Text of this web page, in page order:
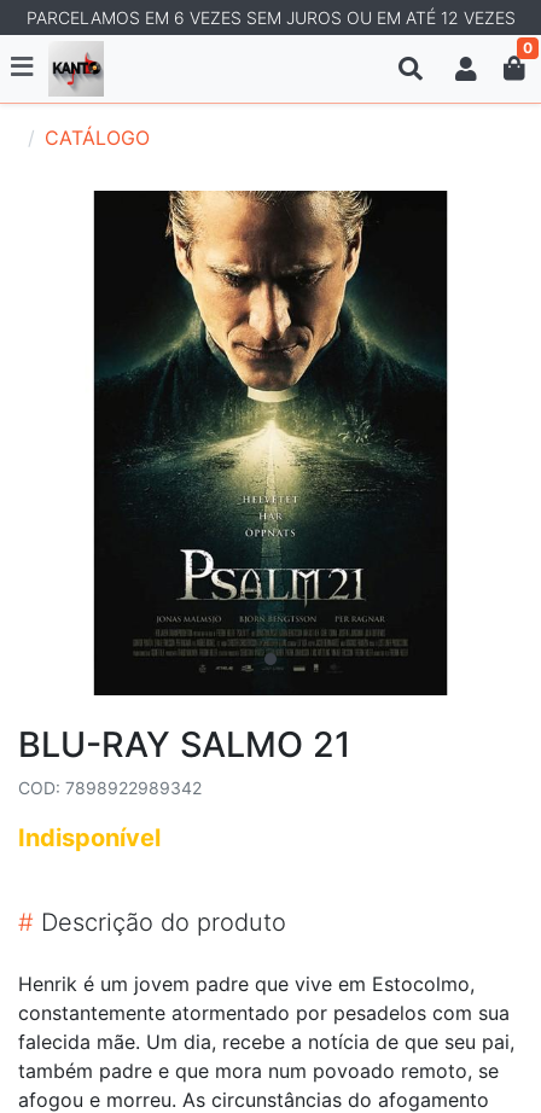
PARCELAMOS EM 6 VEZES SEM JUROS OU EM ATÉ 12 VEZES
0
CATÁLOGO
BLU-RAY SALMO 21
COD: 7898922989342
Indisponível
# Descrição do produto
Henrik é um jovem padre que vive em Estocolmo,
constantemente atormentado por pesadelos com sua
falecida mãe. Um dia, recebe a notícia de que seu pai,
também padre e que mora num povoado remoto, se
afogou e morreu. As circunstâncias do afogamento